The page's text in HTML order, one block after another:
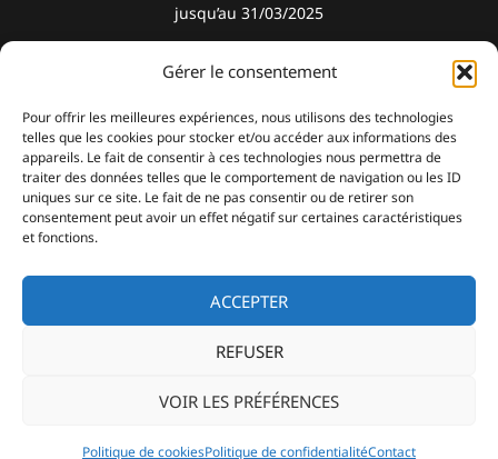
Gérer le consentement
Pour offrir les meilleures expériences, nous utilisons des technologies
telles que les cookies pour stocker et/ou accéder aux informations des
appareils. Le fait de consentir à ces technologies nous permettra de
traiter des données telles que le comportement de navigation ou les ID
uniques sur ce site. Le fait de ne pas consentir ou de retirer son
consentement peut avoir un effet négatif sur certaines caractéristiques
et fonctions.
ACCEPTER
REFUSER
VOIR LES PRÉFÉRENCES
Politique de cookiesPolitique de confidentialitéContact
jusqu’au 31/03/2025
eloula.tattoo eloula.tattoo
wabab.tattoo wabab.tattoo
Conditions Générales de Vente
Politique d’Expédition